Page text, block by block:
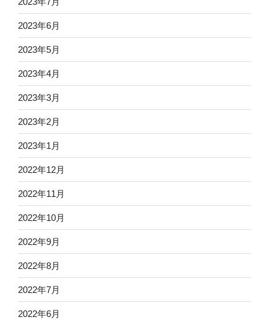
2023年6月
2023年5月
2023年4月
2023年3月
2023年2月
2023年1月
2022年12月
2022年11月
2022年10月
2022年9月
2022年8月
2022年7月
2022年6月